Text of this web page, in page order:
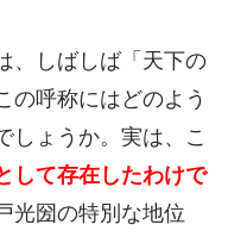
、しばしば「天下の
の呼称にはどのよう
しょうか。実は、こ
して存在したわけで
光圀の特別な地位